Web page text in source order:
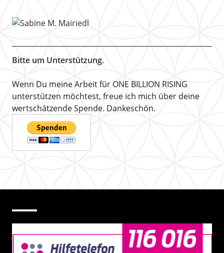
Bitte um Unterstützung.
Wenn Du meine Arbeit für ONE BILLION RISING
unterstützen möchtest, freue ich mich über deine
wertschätzende Spende. Dankeschön.